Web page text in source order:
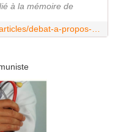
à la mémoire de